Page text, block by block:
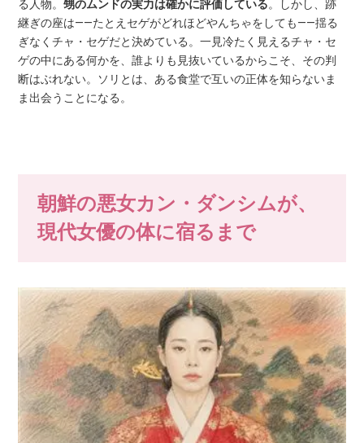
る人物。甥のムンドの実力は確かに評価している。しかし、跡
継ぎの座は——たとえセゲがどれほどやんちゃをしても——揺る
ぎなくチャ・セゲだと決めている。一見冷たく見えるチャ・セ
ゲの中にある何かを、誰よりも見抜いているからこそ、その判
断はぶれない。ソリとは、ある食堂で互いの正体を知らないま
ま出会うことになる。
朝鮮の悪女カン・ダンシムが、
現代女優の体に宿るまで